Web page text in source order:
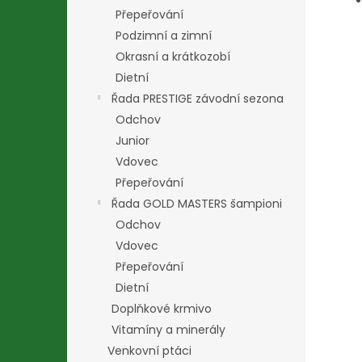
Přepeřování
Podzimní a zimní
Okrasní a krátkozobí
Dietní
Řada PRESTIGE závodní sezona
Odchov
Junior
Vdovec
Přepeřování
Řada GOLD MASTERS šampioni
Odchov
Vdovec
Přepeřování
Dietní
Doplňkové krmivo
Vitamíny a minerály
Venkovní ptáci